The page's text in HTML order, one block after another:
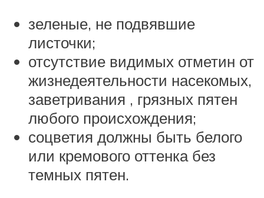
зеленые, не подвявшие
листочки;
отсутствие видимых отметин от
жизнедеятельности насекомых,
заветривания , грязных пятен
любого происхождения;
соцветия должны быть белого
или кремового оттенка без
темных пятен.